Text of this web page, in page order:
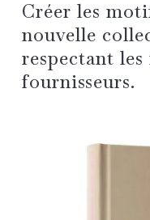
Créer les
nouvelle
respectant
fournisseurs.